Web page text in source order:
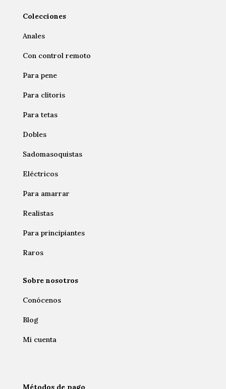
Colecciones
Anales
Con control remoto
Para pene
Para clítoris
Para tetas
Dobles
Sadomasoquistas
Eléctricos
Para amarrar
Realistas
Para principiantes
Raros
Sobre nosotros
Conócenos
Blog
Mi cuenta
Métodos de pago